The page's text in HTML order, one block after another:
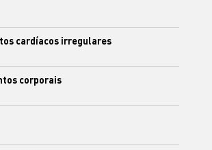
cardíacos irregulares
corporais